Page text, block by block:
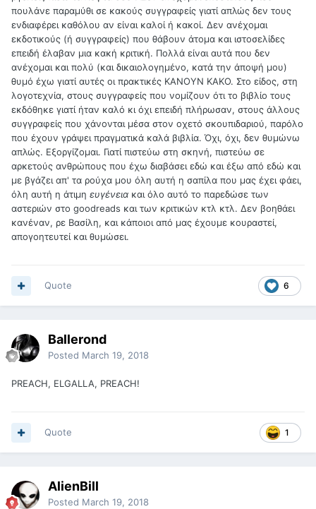
πουλάνε παραμύθι σε κακούς συγγραφείς γιατί απλώς δεν τους
ενδιαφέρει καθόλου αν είναι καλοί ή κακοί. Δεν ανέχομαι
εκδοτικούς (ή συγγραφείς) που θάβουν άτομα και ιστοσελίδες
επειδή έλαβαν μια κακή κριτική. Πολλά είναι αυτά που δεν
ανέχομαι και πολύ (και δικαιολογημένο, κατά την άποψή μου)
θυμό έχω γιατί αυτές οι πρακτικές ΚΑΝΟΥΝ ΚΑΚΟ. Στο είδος, στη
λογοτεχνία, στους συγγραφείς που νομίζουν ότι το βιβλίο τους
εκδόθηκε γιατί ήταν καλό κι όχι επειδή πλήρωσαν, στους άλλους
συγγραφείς που χάνονται μέσα στον οχετό σκουπιδαριού, παρόλο
που έχουν γράψει πραγματικά καλά βιβλία. Όχι, όχι, δεν θυμώνω
απλώς. Εξοργίζομαι. Γιατί πιστεύω στη σκηνή, πιστεύω σε
αρκετούς ανθρώπους που έχω διαβάσει εδώ και έξω από εδώ και
με βγάζει απ' τα ρούχα μου όλη αυτή η σαπίλα που μας έχει φάει,
όλη αυτή η άτιμη ευγένεια και όλο αυτό το παρεδώσε των
αστεριών στο goodreads και των κριτικών κτλ κτλ. Δεν βοηθάει
κανέναν, ρε Βασίλη, και κάποιοι από μας έχουμε κουραστεί,
απογοητευτεί και θυμώσει.
6
Quote
Ballerond
Posted March 19, 2018
PREACH, ELGALLA, PREACH!
1
Quote
AlienBill
Posted March 19, 2018